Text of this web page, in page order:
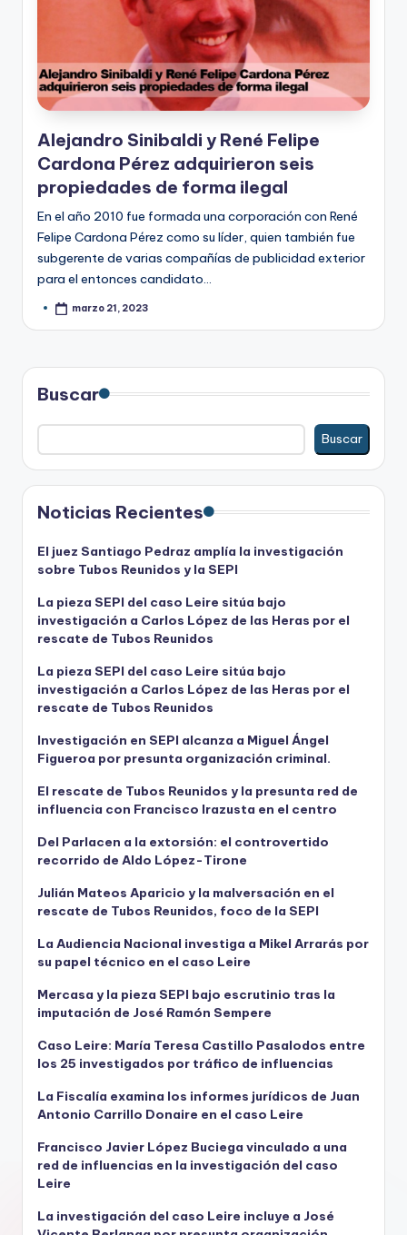
Alejandro Sinibaldi y René Felipe
Cardona Pérez adquirieron seis
propiedades de forma ilegal
En el año 2010 fue formada una corporación con René
Felipe Cardona Pérez como su líder, quien también fue
subgerente de varias compañías de publicidad exterior
para el entonces candidato…
marzo 21, 2023
Buscar
Buscar
Noticias Recientes
El juez Santiago Pedraz amplía la investigación
sobre Tubos Reunidos y la SEPI
La pieza SEPI del caso Leire sitúa bajo
investigación a Carlos López de las Heras por el
rescate de Tubos Reunidos
La pieza SEPI del caso Leire sitúa bajo
investigación a Carlos López de las Heras por el
rescate de Tubos Reunidos
Investigación en SEPI alcanza a Miguel Ángel
Figueroa por presunta organización criminal.
El rescate de Tubos Reunidos y la presunta red de
influencia con Francisco Irazusta en el centro
Del Parlacen a la extorsión: el controvertido
recorrido de Aldo López-Tirone
Julián Mateos Aparicio y la malversación en el
rescate de Tubos Reunidos, foco de la SEPI
La Audiencia Nacional investiga a Mikel Arrarás por
su papel técnico en el caso Leire
Mercasa y la pieza SEPI bajo escrutinio tras la
imputación de José Ramón Sempere
Caso Leire: María Teresa Castillo Pasalodos entre
los 25 investigados por tráfico de influencias
La Fiscalía examina los informes jurídicos de Juan
Antonio Carrillo Donaire en el caso Leire
Francisco Javier López Buciega vinculado a una
red de influencias en la investigación del caso
Leire
La investigación del caso Leire incluye a José